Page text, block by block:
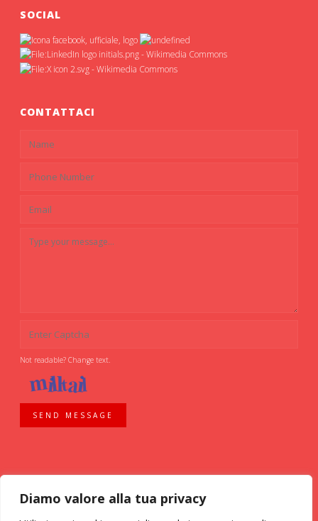
Diamo valore alla tua privacy
SOCIAL
CONTATTACI
Not readable? Change text.
SEND MESSAGE